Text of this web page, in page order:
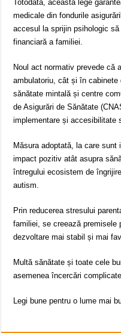
Totodată, această lege
medicale din fondurile
accesul la sprijin psihologic
financiară a familiei.
Noul act normativ prevede că
ambulatoriu, cât și în
sănătate mintală și centre
de Asigurări de Sănătate
implementare și accesibilitate
Măsura adoptată, la care
impact pozitiv atât asupra
întregului ecosistem de
autism.
Prin reducerea stresului
familiei, se creează premisele
dezvoltare mai stabil și mai
Multă sănătate și toate cele
asemenea încercări
Legi bune pentru o lume mai